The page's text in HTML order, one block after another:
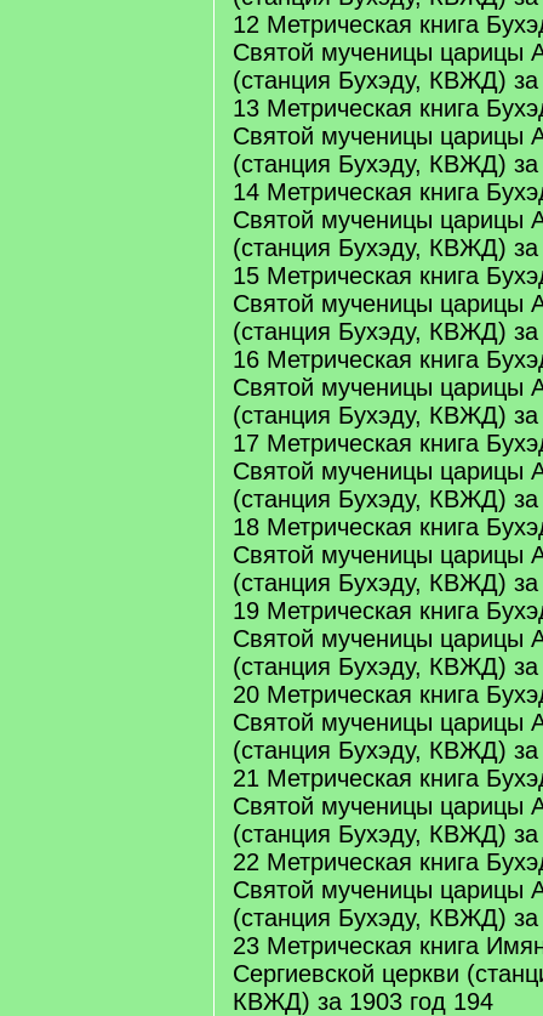
12 Метрическая книга
Святой мученицы царицы
(станция Бухэду, КВЖД) за
13 Метрическая книга
Святой мученицы царицы
(станция Бухэду, КВЖД) за
14 Метрическая книга
Святой мученицы царицы
(станция Бухэду, КВЖД) за
15 Метрическая книга
Святой мученицы царицы
(станция Бухэду, КВЖД) за
16 Метрическая книга
Святой мученицы царицы
(станция Бухэду, КВЖД) за
17 Метрическая книга
Святой мученицы царицы
(станция Бухэду, КВЖД) за
18 Метрическая книга
Святой мученицы царицы
(станция Бухэду, КВЖД) за
19 Метрическая книга
Святой мученицы царицы
(станция Бухэду, КВЖД) за
20 Метрическая книга
Святой мученицы царицы
(станция Бухэду, КВЖД) за
21 Метрическая книга
Святой мученицы царицы
(станция Бухэду, КВЖД) за
22 Метрическая книга
Святой мученицы царицы
(станция Бухэду, КВЖД) за
23 Метрическая книга
Сергиевской церкви
КВЖД) за 1903 год 194